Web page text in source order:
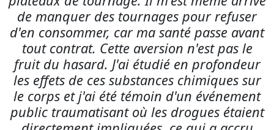
le corps et j'ai été témoin d'un événement
public traumatisant où les drogues étaient
directement impliquées, ce qui a accru
mon appréhension et conforté ma position.
Je ne soutiens pas les campagnes de
réduction des risqueset, bien que je ne
condamne personne, je tiens à préciser